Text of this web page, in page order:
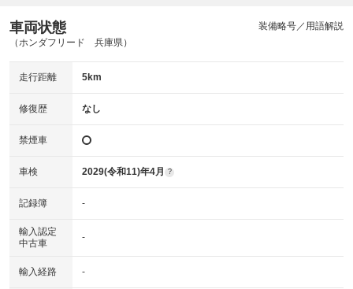
車両状態
（ホンダフリード 兵庫県）
装備略号／用語解説
走行距離 5km
修復歴 なし
禁煙車
車検 2029(令和11)年4月 ?
記録簿 -
輸入認定
中古車
-
輸入経路 -